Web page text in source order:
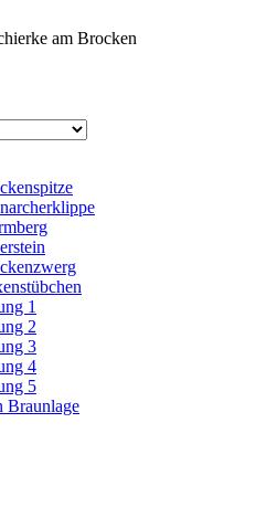
am Brocken
1
2
3
4
5
Braunlage